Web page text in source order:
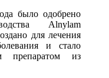
было одобрено
Alnylam
для лечения
и стало
препаратом из